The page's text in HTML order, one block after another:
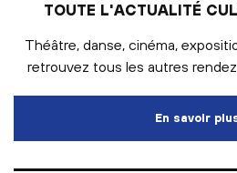
TOUTE L'ACTUALITÉ
Théâtre, danse, cinéma,
retrouvez tous les autres
En savoir